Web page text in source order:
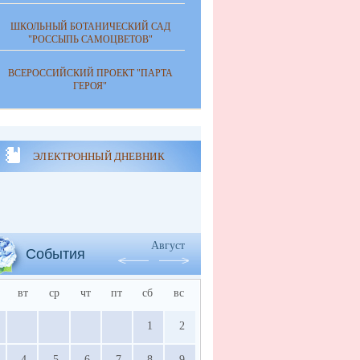
ШКОЛЬНЫЙ БОТАНИЧЕСКИЙ САД
"РОССЫПЬ САМОЦВЕТОВ"
ВСЕРОССИЙСКИЙ ПРОЕКТ "ПАРТА
ГЕРОЯ"
ЭЛЕКТРОННЫЙ ДНЕВНИК
События
Август
вт ср чт пт сб вс
1 2